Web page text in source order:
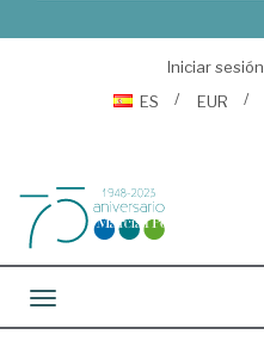
Iniciar sesión
ES
EUR
Toggle navigation